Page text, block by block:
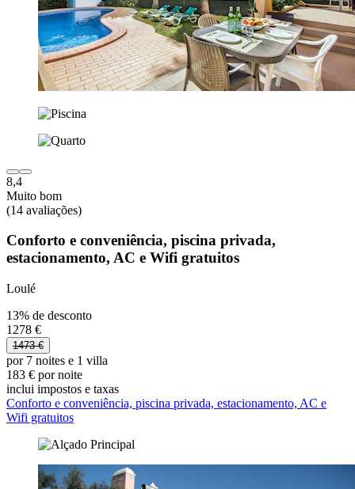
8,4
Muito bom
(14 avaliações)
Conforto e conveniência, piscina privada,
estacionamento, AC e Wifi gratuitos
Loulé
13% de desconto
1278 €
1473 €
por 7 noites e 1 villa
183 € por noite
inclui impostos e taxas
Conforto e conveniência, piscina privada, estacionamento, AC e
Wifi gratuitos